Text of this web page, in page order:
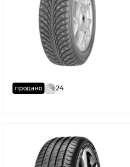
продано 24